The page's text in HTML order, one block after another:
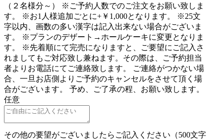
（２名様分～） ※ご予約人数でのご注文をお願い致しま
す。 ※お1人様追加ごとに+￥1,000となります。 ※25文
字以内、画数の多い漢字は記入出来ない場合がございま
す。 ※プランのデザート→ホールケーキに変更となりま
す。 ※先着順にて完売になりますと、ご要望にご記入さ
れましてもご対応致し兼ねます。その際は、ご予約担当
者よりお電話にてご連絡致します。 ご連絡がつかない場
合、一旦お店側よりご予約のキャンセルをさせて頂く場
合がございます。 予め、ご了承の程、お願い致します。
任意
その他の要望がございましたらご記入ください（500文字